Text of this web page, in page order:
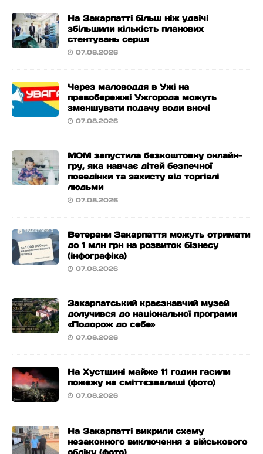
На Закарпатті більш ніж удвічі
збільшили кількість планових
стентувань серця
07.08.2026
Через маловоддя в Ужі на
правобережжі Ужгорода можуть
зменшувати подачу води вночі
07.08.2026
МОМ запустила безкоштовну онлайн-
гру, яка навчає дітей безпечної
поведінки та захисту від торгівлі
людьми
07.08.2026
Ветерани Закарпаття можуть отримати
до 1 млн грн на розвиток бізнесу
(інфографіка)
07.08.2026
Закарпатський краєзнавчий музей
долучився до національної програми
«Подорож до себе»
07.08.2026
На Хустщині майже 11 годин гасили
пожежу на сміттєзвалищі (фото)
07.08.2026
На Закарпатті викрили схему
незаконного виключення з військового